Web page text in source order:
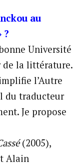
au
?
Université
de la littérature.
l’Autre
du traducteur
Je propose
(2005),
Alain